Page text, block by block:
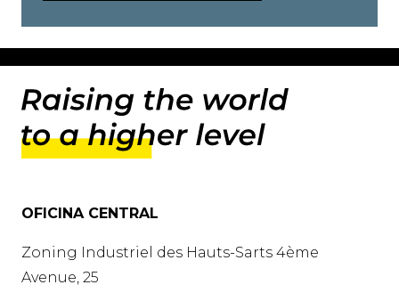
OFICINA CENTRAL
Zoning Industriel des Hauts-Sarts 4ème
Avenue, 25